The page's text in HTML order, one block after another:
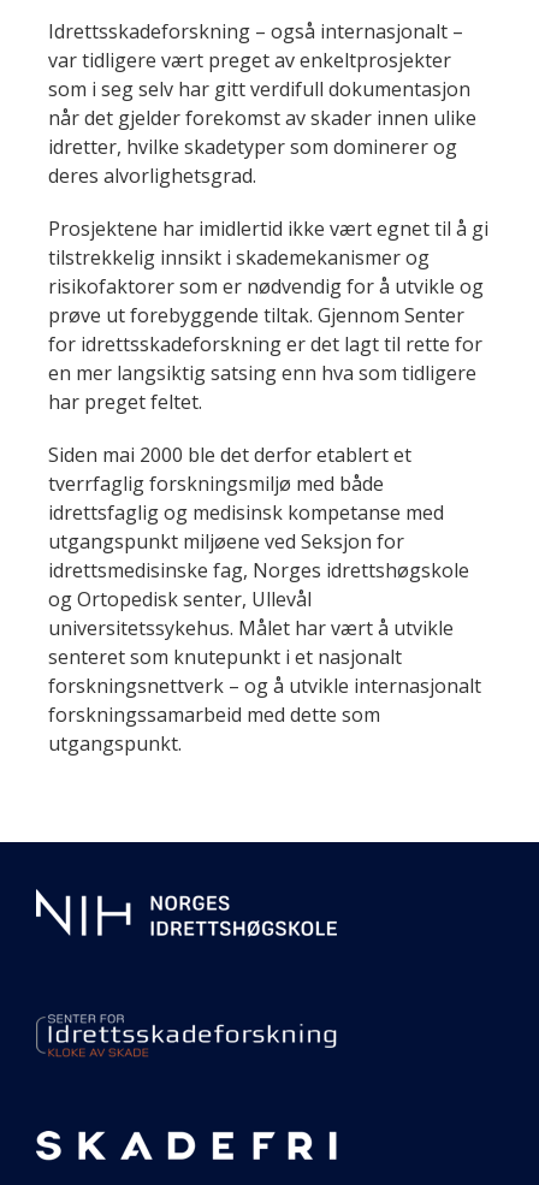
Idrettsskadeforskning – også internasjonalt –
var tidligere vært preget av enkeltprosjekter
som i seg selv har gitt verdifull dokumentasjon
når det gjelder forekomst av skader innen ulike
idretter, hvilke skadetyper som dominerer og
deres alvorlighetsgrad.
Prosjektene har imidlertid ikke vært egnet til å gi
tilstrekkelig innsikt i skademekanismer og
risikofaktorer som er nødvendig for å utvikle og
prøve ut forebyggende tiltak. Gjennom Senter
for idrettsskadeforskning er det lagt til rette for
en mer langsiktig satsing enn hva som tidligere
har preget feltet.
Siden mai 2000 ble det derfor etablert et
tverrfaglig forskningsmiljø med både
idrettsfaglig og medisinsk kompetanse med
utgangspunkt miljøene ved Seksjon for
idrettsmedisinske fag, Norges idrettshøgskole
og Ortopedisk senter, Ullevål
universitetssykehus. Målet har vært å utvikle
senteret som knutepunkt i et nasjonalt
forskningsnettverk – og å utvikle internasjonalt
forskningssamarbeid med dette som
utgangspunkt.
informasjon
vårt